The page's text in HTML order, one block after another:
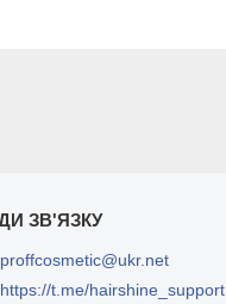
proffcosmetic@ukr.net
https://t.me/hairshine_support